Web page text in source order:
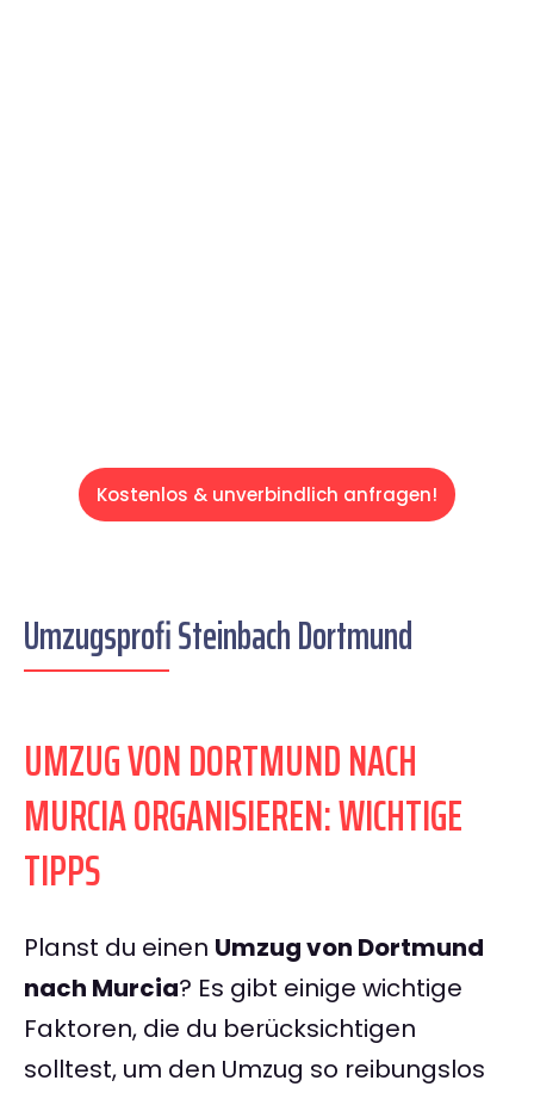
Kostenlos & unverbindlich anfragen!
Umzugsprofi Steinbach Dortmund
UMZUG VON DORTMUND NACH
MURCIA ORGANISIEREN: WICHTIGE
TIPPS
Planst du einen Umzug von Dortmund
nach Murcia? Es gibt einige wichtige
Faktoren, die du berücksichtigen
solltest, um den Umzug so reibungslos